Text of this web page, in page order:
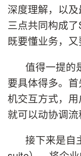
深度理解，以
三点共同构成
既要懂业务，又
值得一提的
要具体得多。
机交互方式，
就可以动协调流
接下来是自